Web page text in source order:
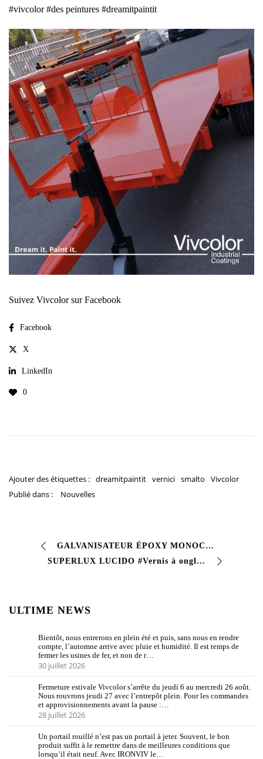
#vivcolor #des peintures #dreamitpaintit
Suivez Vivcolor sur Facebook
Facebook
X
LinkedIn
0
Ajouter des étiquettes : dreamitpaintit vernici smalto
Vivcolor
Publié dans :
Nouvelles
GALVANISATEUR ÉPOXY MONOCOMPOSANT Primaire époxy monocomposant à séchage rapide, inhibiteur de corrosion pour surfaces #ferreuses. Le produit présenté…
SUPERLUX LUCIDO #Vernis à ongles à séchage rapide avec une bonne résistance aux chutes, une bonne tenue de la couleur et de la brillance dans le temps #vivcolor #v…
ULTIME NEWS
Bientôt, nous entrerons en plein été et puis, sans nous en rendre
compte, l’automne arrive avec pluie et humidité. Il est temps de
fermer les usines de fer, et non de r…
30 juillet 2026
Fermeture estivale Vivcolor s’arrête du jeudi 6 au mercredi 26 août.
Nous rouvrons jeudi 27 avec l’entrepôt plein. Pour les commandes
et approvisionnements avant la pause :…
28 juillet 2026
Un portail rouillé n’est pas un portail à jeter. Souvent, le bon
produit suffit à le remettre dans de meilleures conditions que
lorsqu’il était neuf. Avec IRONVIV le…